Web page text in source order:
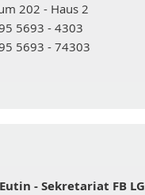
202 - Haus 2
5693 - 4303
5693 - 74303
- Sekretariat FB LG